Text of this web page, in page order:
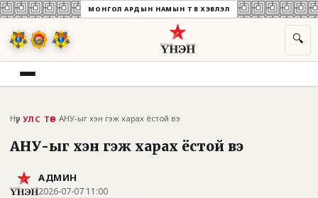
МОНГОЛ АРДЫН НАМЫН ТӨВ ХЭВЛЭЛ
🔍
Нүүр УЛС ТӨР ›АНУ-ыг хэн гэж харах ёстой вэ
АНУ-ыг хэн гэж харах ёстой вэ
АДМИН
2026-07-07 11:00